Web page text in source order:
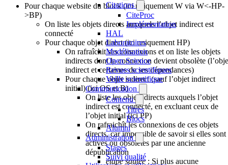
Citations
CiteProc
Implémentation
HAL
Laboratoires
Modélisation
Open Science
Revues scientifiques
Veille scientifique
Communication
Contenu
Titres
Blocs
Alumni
Administration
Stages
Suivi qualité
Pour chaque website du block (ici uniquement W via W<-HP-
>BP)
On liste les objets directs auxquels l’objet indirect est
connecté
Pour chaque objet direct (ici uniquement HP)
On rafraîchit ses connexions et on liste les objets
indirects dont la connexion devient obsolète
indirect et certaines de ses dépendances)
Pour chaque objet indirect (sauf l’objet indirect
initial) (ici OS et B)
On liste les objets directs auxquels l’objet
indirect est connecté, en excluant ceux de
l’objet initial (ici PP)
On rafraichît les connexions de ces objets
directs, car impossible de savoir si elles sont
actives ou obsolètes par une ancienne
dépublication
étape sautée: Si plus aucune